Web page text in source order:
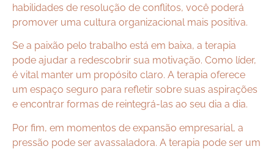
habilidades de resolução de conflitos, você poderá
promover uma cultura organizacional mais positiva.
Se a paixão pelo trabalho está em baixa, a terapia
pode ajudar a redescobrir sua motivação. Como líder,
é vital manter um propósito claro. A terapia oferece
um espaço seguro para refletir sobre suas aspirações
e encontrar formas de reintegrá-las ao seu dia a dia.
Por fim, em momentos de expansão empresarial, a
pressão pode ser avassaladora. A terapia pode ser um